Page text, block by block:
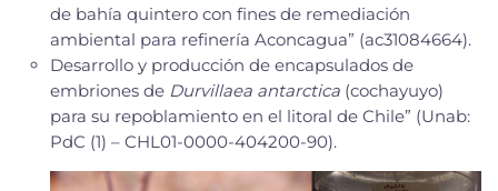
de bahía quintero con fines de remediación
ambiental para refinería Aconcagua” (ac31084664).
Desarrollo y producción de encapsulados de
embriones de Durvillaea antarctica (cochayuyo)
para su repoblamiento en el litoral de Chile” (Unab:
PdC (1) – CHL01-0000-404200-90).